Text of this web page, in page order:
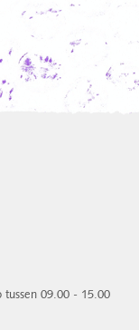
tussen 09.00 - 15.00